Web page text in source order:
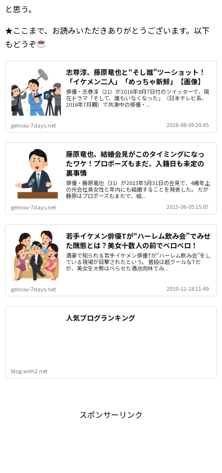
と思う。
★ここまで、お読みいただきありがとうございます。以下
もどうぞ
志尊淳、藤原竜也と“そし誰”ツーショット！
「イケメン二人」「めっちゃ新鮮」【画像】
俳優・志尊淳（21）が2016年8月7日付のツイッターで、現
在ドラマ「そして、誰もいなくなった」（日本テレビ系、
2016年7月期）で共演中の俳優・...
geinou-7days.net 2016-08-09 20:45
藤原竜也、結婚会見がこのタイミングになっ
たワケ！プロポーズもまだ、入籍日も未定の
裏事情
俳優・藤原竜也（31）が2013年5月31日の会見で、4歳年上
の元会社員女性と年内にも結婚することを発表した。 だが
藤原はプロポーズもまだで、結...
geinou-7days.net
2013-06-05 15:07
若手イケメン俳優Tが“ハーレム飲み会”でみせ
た醜態とは？美女十数人の前でベロベロ！
酒豪で知られる若手イケメン俳優Tが“ハーレム飲み会”をし
ている現場が目撃されたという。 普段は超クールなTだ
が、美女を大勢はべらせた酒池肉林でみ...
geinou-7days.net 2010-12-18 11:49
人気ブログランキング
blog.with2.net
スポンサーリンク